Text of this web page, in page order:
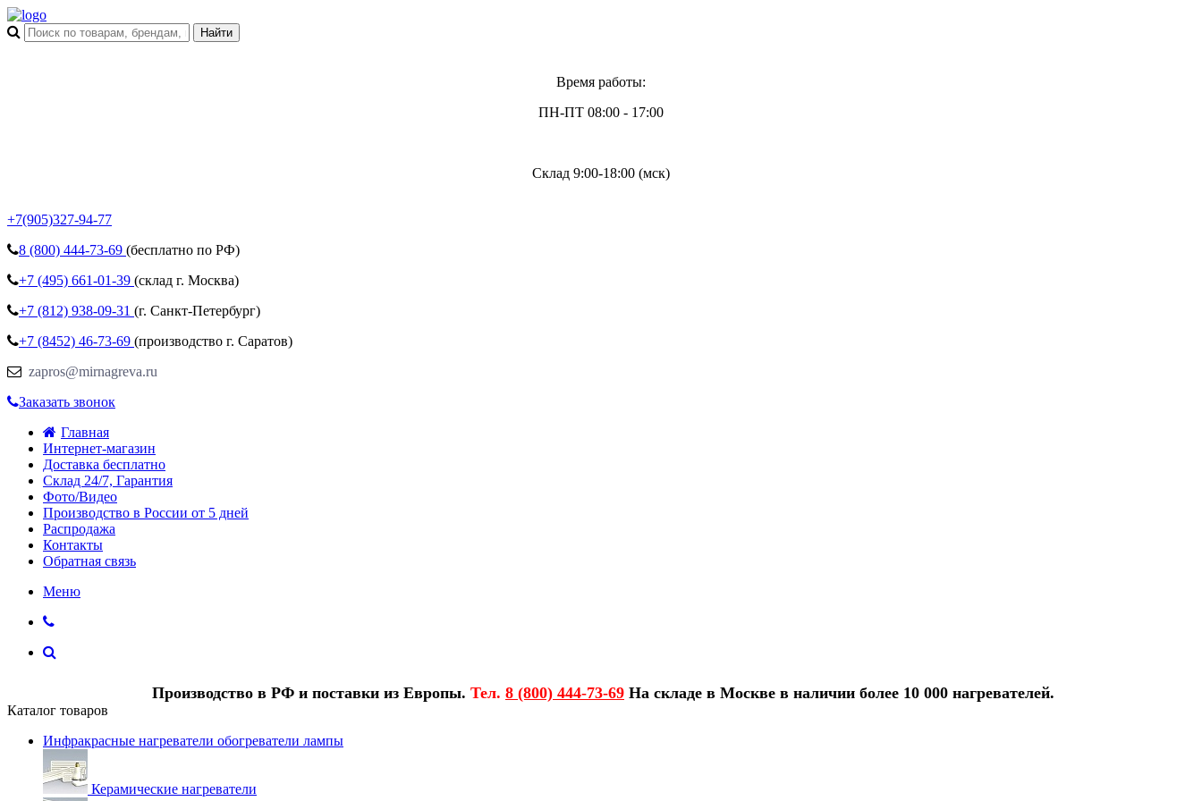
Время работы:
ПН-ПТ 08:00 - 17:00
Склад 9:00-18:00 (мск)
+7(905)327-94-77
8 (800) 444-73-69 (бесплатно по РФ)
+7 (495) 661-01-39 (склад г. Москва)
+7 (812) 938-09-31 (г. Санкт-Петербург)
+7 (8452) 46-73-69 (производство г. Саратов)
zapros@mirnagreva.ru
Заказать звонок
Главная
Интернет-магазин
Доставка бесплатно
Склад 24/7, Гарантия
Фото/Видео
Производство в России от 5 дней
Распродажа
Контакты
Обратная связь
Меню
Производство в РФ и поставки из Европы. Тел. 8 (800) 444-73-69 На складе в Москве в наличии более 10 000 нагревателей.
Каталог товаров
Инфракрасные нагреватели обогреватели лампы
Керамические нагреватели